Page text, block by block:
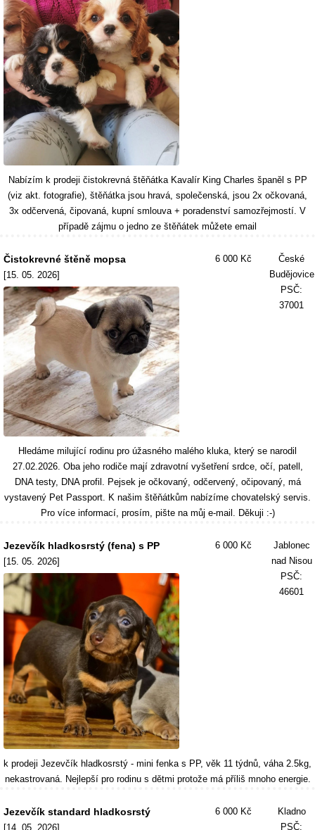
Nabízím k prodeji čistokrevná štěňátka Kavalír King Charles španěl s PP
(viz akt. fotografie), štěňátka jsou hravá, společenská, jsou 2x očkovaná,
3x odčervená, čipovaná, kupní smlouva + poradenství samozřejmostí. V
případě zájmu o jedno ze štěňátek můžete email
Čistokrevné štěně mopsa
[15. 05. 2026]
6 000 Kč
České
Budějovice
PSČ:
37001
Hledáme milující rodinu pro úžasného malého kluka, který se narodil
27.02.2026. Oba jeho rodiče mají zdravotní vyšetření srdce, očí, patell,
DNA testy, DNA profil. Pejsek je očkovaný, odčervený, očipovaný, má
vystavený Pet Passport. K našim štěňátkům nabízíme chovatelský servis.
Pro více informací, prosím, pište na můj e-mail. Děkuji :-)
Jezevčík hladkosrstý (fena) s PP
[15. 05. 2026]
6 000 Kč
Jablonec
nad Nisou
PSČ:
46601
k prodeji Jezevčík hladkosrstý - mini fenka s PP, věk 11 týdnů, váha 2.5kg,
nekastrovaná. Nejlepší pro rodinu s dětmi protože má příliš mnoho energie.
Jezevčík standard hladkosrstý
[14. 05. 2026]
6 000 Kč
Kladno
PSČ: